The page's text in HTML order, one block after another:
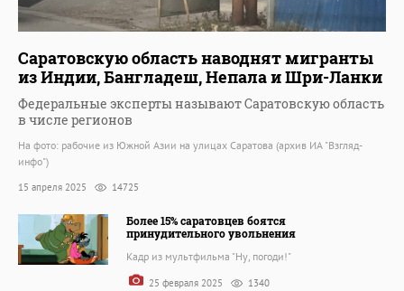
Саратовскую область наводнят мигранты
из Индии, Бангладеш, Непала и Шри-Ланки
Федеральные эксперты называют Саратовскую область
в числе регионов
На фото: рабочие из Южной Азии на улицах Саратова (архив ИА "Взгляд-
инфо")
15 апреля 2025 14725
Более 15% саратовцев боятся
принудительного увольнения
Кадр из мультфильма "Ну, погоди!"
25 февраля 2025 1340